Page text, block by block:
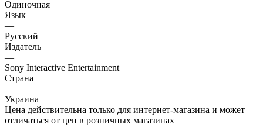
Одиночная
Язык
—
Русский
Издатель
—
Sony Interactive Entertainment
Страна
—
Украина
Цена действительна только для интернет-магазина и может
отличаться от цен в розничных магазинах